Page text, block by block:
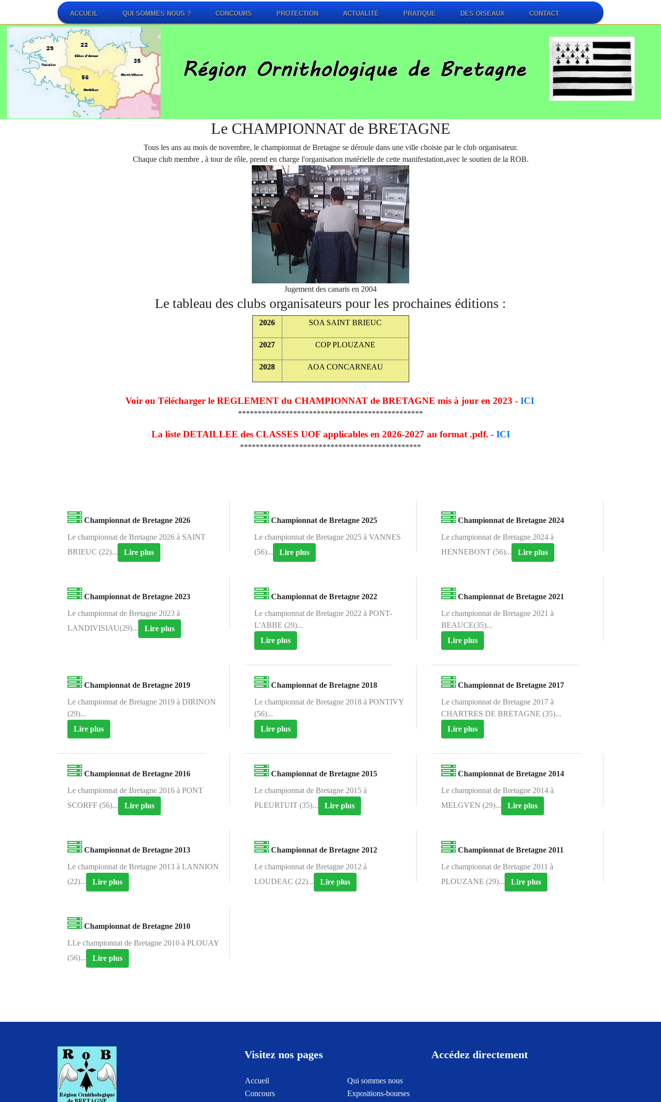
ACCUEIL QUI SOMMES NOUS ? CONCOURS PROTECTION ACTUALITÉ PRATIQUE DES OISEAUX CONTACT
Le CHAMPIONNAT de BRETAGNE
Tous les ans au mois de novembre, le championnat de Bretagne se déroule dans une ville choisie par le club organisateur.
Chaque club membre , à tour de rôle, prend en charge l'organisation matérielle de cette manifestation,avec le soutien de la ROB.
Jugement des canaris en 2004
Le tableau des clubs organisateurs pour les prochaines éditions :
2026 SOA SAINT BRIEUC
2027 COP PLOUZANE
2028 AOA CONCARNEAU
Voir ou Télécharger le REGLEMENT du CHAMPIONNAT de BRETAGNE mis à jour en 2023 - ICI
***********************************************
La liste DETAILLEE des CLASSES UOF applicables en 2026-2027 au format .pdf. - ICI
**********************************************
Championnat de Bretagne 2026
Le championnat de Bretagne 2026 à SAINT
BRIEUC (22)...
Lire plus
Championnat de Bretagne 2025
Le championnat de Bretagne 2025 à VANNES
(56)...
Lire plus
Championnat de Bretagne 2024
Le championnat de Bretagne 2024 à
HENNEBONT (56)...
Lire plus
Championnat de Bretagne 2023
Le championnat de Bretagne 2023 à
LANDIVISIAU(29)...
Lire plus
Championnat de Bretagne 2022
Le championnat de Bretagne 2022 à PONT-
L'ABBE (29)...
Lire plus
Championnat de Bretagne 2021
Le championnat de Bretagne 2021 à
BEAUCE(35)...
Lire plus
Championnat de Bretagne 2019
Le championnat de Bretagne 2019 à DIRINON
(29)...
Lire plus
Championnat de Bretagne 2018
Le championnat de Bretagne 2018 à PONTIVY
(56)...
Lire plus
Championnat de Bretagne 2017
Le championnat de Bretagne 2017 à
CHARTRES DE BRETAGNE (35)...
Lire plus
Championnat de Bretagne 2016
Le championnat de Bretagne 2016 à PONT
SCORFF (56)...
Lire plus
Championnat de Bretagne 2015
Le championnat de Bretagne 2015 à
PLEURTUIT (35)...
Lire plus
Championnat de Bretagne 2014
Le championnat de Bretagne 2014 à
MELGVEN (29)...
Lire plus
Championnat de Bretagne 2013
Le championnat de Bretagne 2013 à LANNION
(22)...
Lire plus
Championnat de Bretagne 2012
Le championnat de Bretagne 2012 à
LOUDEAC (22)...
Lire plus
Championnat de Bretagne 2011
Le championnat de Bretagne 2011 à
PLOUZANE (29)...
Lire plus
Championnat de Bretagne 2010
LLe championnat de Bretagne 2010 à PLOUAY
(56)...
Lire plus
Visitez nos pages
Accueil
Qui sommes nous
Concours
Expositions-bourses
Accédez directement